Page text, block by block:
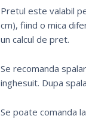
Pretul este valabil
cm), fiind o mica
un calcul de pret.
Se recomanda
inghesuit. Dupa
Se poate comanda